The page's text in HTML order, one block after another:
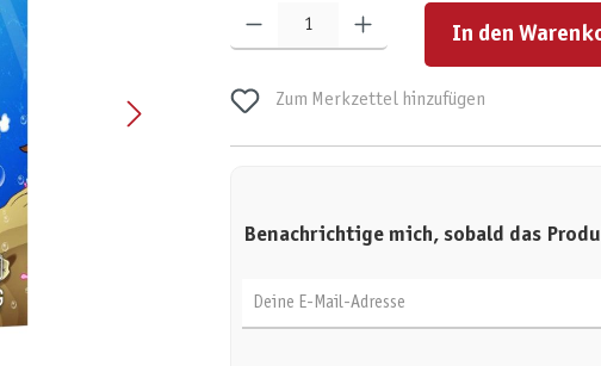
Produkt Anzahl: Gib den gewünschten Wert ein oder benutze
In den
Zum Merkzettel hinzufügen
Benachrichtige mich, sobald das